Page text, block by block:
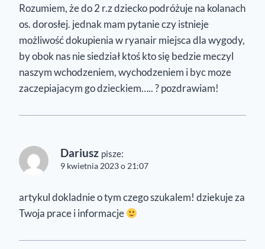
Rozumiem, że do 2 r.z dziecko podróżuje na kolanach
os. dorosłej. jednak mam pytanie czy istnieje
możliwość dokupienia w ryanair miejsca dla wygody,
by obok nas nie siedział ktoś kto się bedzie meczyl
naszym wchodzeniem, wychodzeniem i byc moze
zaczepiajacym go dzieckiem….. ? pozdrawiam!
Dariusz pisze:
9 kwietnia 2023 o 21:07
artykul dokladnie o tym czego szukalem! dziekuje za
Twoja prace i informacje